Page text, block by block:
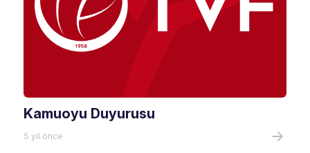
Kamuoyu Duyurusu
5 yıl önce